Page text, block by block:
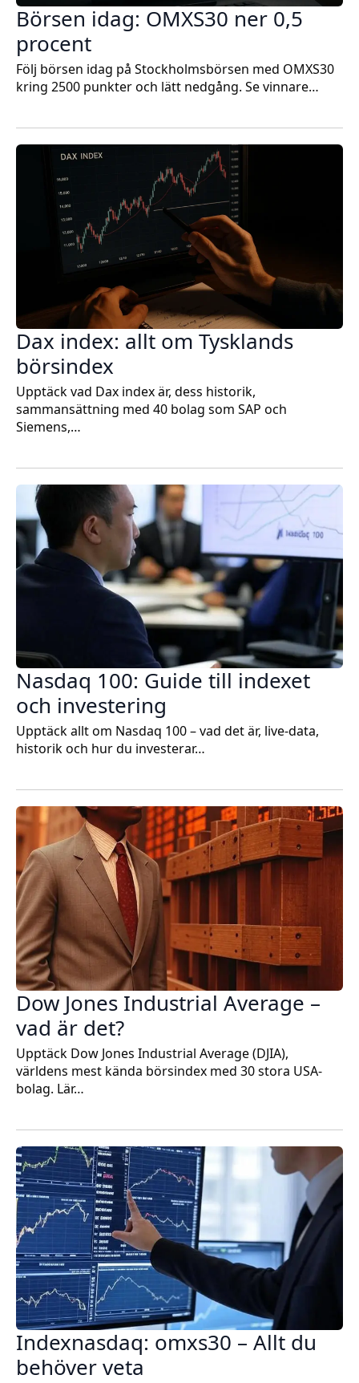
Börsen idag: OMXS30 ner 0,5
procent
Följ börsen idag på Stockholmsbörsen med OMXS30
kring 2500 punkter och lätt nedgång. Se vinnare…
Dax index: allt om Tysklands
börsindex
Upptäck vad Dax index är, dess historik,
sammansättning med 40 bolag som SAP och
Siemens,…
Nasdaq 100: Guide till indexet
och investering
Upptäck allt om Nasdaq 100 – vad det är, live-data,
historik och hur du investerar…
Dow Jones Industrial Average –
vad är det?
Upptäck Dow Jones Industrial Average (DJIA),
världens mest kända börsindex med 30 stora USA-
bolag. Lär…
Indexnasdaq: omxs30 – Allt du
behöver veta